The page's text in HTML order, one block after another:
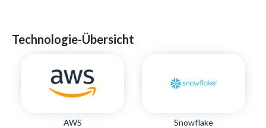
Technologie-Übersicht
AWS Snowflake